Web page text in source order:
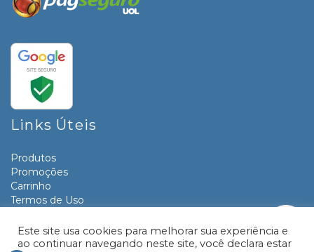
Links Úteis
Produtos
Promoções
Carrinho
Termos de Uso
Contato
Este site usa cookies para melhorar sua experiência e
ao continuar navegando neste site, você declara estar